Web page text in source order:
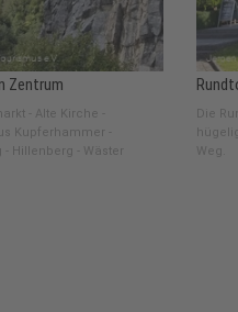
Zentrum
- Alte Kirche -
Kupferhammer -
Hillenberg - Wäster
Die
Weg.